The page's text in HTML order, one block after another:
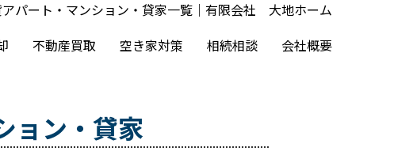
アパート・マンション・貸家一覧｜有限会社 大地ホーム
不動産買取 空き家対策 相続相談 会社概要
ョン・貸家